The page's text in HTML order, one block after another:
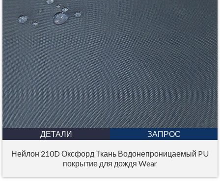
ДЕТАЛИ ЗАПРОС
Нейлон 210D Оксфорд Ткань Водонепроницаемый PU
покрытие для дождя Wear